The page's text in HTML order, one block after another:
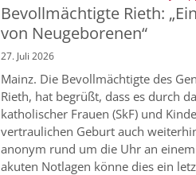
Bevollmächtigte Rieth:
von Neugeborenen“
27. Juli 2026
Mainz. Die Bevollmächtigte des
Rieth, hat begrüßt, dass es durch
katholischer Frauen (SkF) und
vertraulichen Geburt auch
anonym rund um die Uhr an
akuten Notlagen könne dies ein